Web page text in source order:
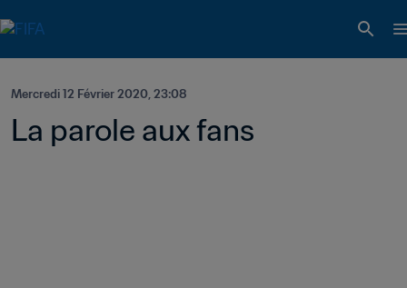
Mercredi 12 Février 2020, 23:08
La parole aux fans